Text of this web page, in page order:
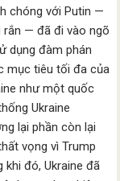
chóng với Putin —
rắn — đã đi vào ngõ
dụng đàm phán
mục tiêu tối đa của
như một quốc
Ukraine
lại phần còn lại
vọng vì Trump
đó, Ukraine đã